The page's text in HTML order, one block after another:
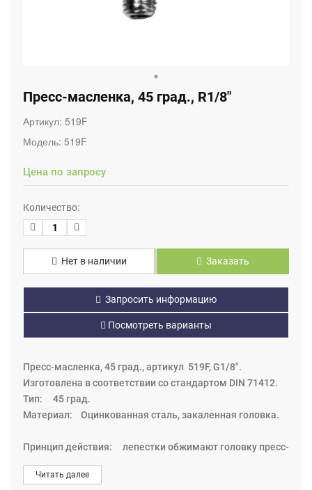
Пресс-масленка, 45 град., R1/8"
Артикул: 519F
Модель: 519F
Цена по запросу
Количество:
Нет в наличии Заказать
Запросить информацию
Посмотреть варианты
Пресс-масленка, 45 град., артикул 519F, G1/8".
Изготовлена в соответствии со стандартом DIN 71412.
Тип: 45 град.
Материал: Оцинкованная сталь, закаленная головка.
Принцип действия: лепестки обжимают головку пресс-
маслёнки, уплотнение металлическое (на некоторых
моделях резиновое). После завершения процесса
Читать далее